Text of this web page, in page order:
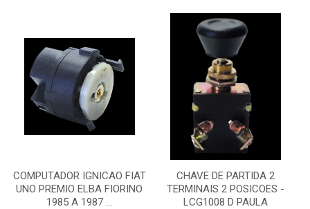
COMPUTADOR IGNICAO FIAT
UNO PREMIO ELBA FIORINO
1985 A 1987 ...
CHAVE DE PARTIDA 2
TERMINAIS 2 POSICOES -
LCG1008 D PAULA